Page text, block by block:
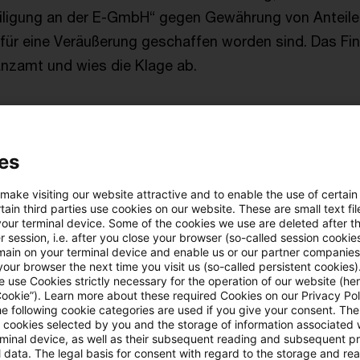
an der E-GmbH“ gegen Gewährung von
eine Veräußerung geschaffen worden sind. Das
und wies die Klage ab.
Rechtsfrage konzentriert sich allein auf die
im Zusammenhang mit Satz 4 zu sehen ist oder
hat. Das Finanzgericht Hamburg
scheitert an der sog.
3 UmwStG
nachweislich die Voraussetzungen für eine
ist eine Spaltung zu Buchwerten auch dann nicht
tatsächlich erst nach Ablauf der
wird. § 15 Abs. 2 Satz 3 UmwStG
visiting our website attractive and to enable the use of
third parties use cookies on our website. These are small text
terminal device. Some of the cookies we use are deleted after
session, i.e. after you close your browser (so-called session
on your terminal device and enable us or our partner
browser the next time you visit us (so-called persistent
use Cookies strictly necessary for the operation of our website
Learn more about these required Cookies on our Privacy
following cookie categories are used if you give your consent.
cookies selected by you and the storage of information associated
device, as well as their subsequent reading and subsequent
data. The legal basis for consent with regard to the storage and